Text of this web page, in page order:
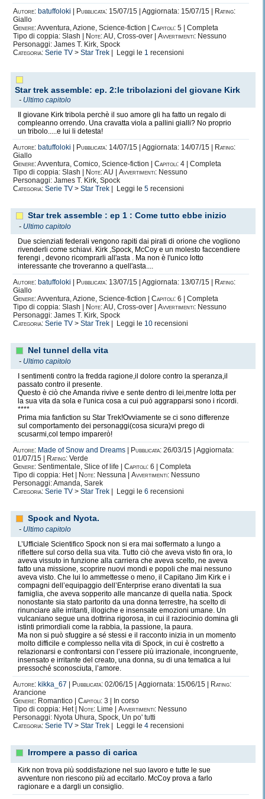
Autore: batuffoloki Pubblicata: 15/07/15 | Aggiornata: 15/07/15 |
Rating:
Giallo
Genere:Avventura, Azione, Science-fiction | Capitoli: 5 | Completa
Tipo di coppia: Slash |
Note:AU, Cross-over | Avvertimenti: Nessuno
Personaggi: James T. Kirk, Spock
Categoria: Serie TV > Star Trek | Leggi le 1 recensioni
Star trek assemble: ep. 2:le tribolazioni del giovane Kirk
- Ultimo capitolo
Il giovane Kirk tribola perchè il suo amore gli ha fatto un regalo di
compleanno orrendo. Una cravatta viola a pallini gialli? No proprio
un tribolo.....e lui li detesta!
Autore: batuffoloki Pubblicata: 14/07/15 | Aggiornata: 14/07/15 |
Rating:
Giallo
Genere:Avventura, Comico, Science-fiction | Capitoli: 4 | Completa
Tipo di coppia: Slash |
Note:AU | Avvertimenti: Nessuno
Personaggi: James T. Kirk, Spock
Categoria: Serie TV > Star Trek | Leggi le 5 recensioni
Star trek assemble : ep 1 : Come tutto ebbe inizio
- Ultimo capitolo
Due scienziati federali vengono rapiti dai pirati di orione che vogliono
rivenderli come schiavi. Kirk ,Spock, McCoy e un molesto faccendiere
ferengi , devono ricomprarli all'asta . Ma non è l'unico lotto
interessante che troveranno a quell'asta....
Autore: batuffoloki Pubblicata: 13/07/15 | Aggiornata: 13/07/15 |
Rating:
Giallo
Genere:Avventura, Azione, Science-fiction | Capitoli: 6 | Completa
Tipo di coppia: Slash |
Note:AU, Cross-over | Avvertimenti: Nessuno
Personaggi: James T. Kirk, Spock
Categoria: Serie TV > Star Trek | Leggi le 10 recensioni
Nel tunnel della vita
- Ultimo capitolo
I sentimenti contro la fredda ragione,il dolore contro la speranza,il
passato contro il presente.
Questo è ciò che Amanda rivive e sente dentro di lei,mentre lotta per
la sua vita da sola e l'unica cosa a cui può aggrapparsi sono i ricordi.
****
Prima mia fanfiction su Star Trek!Ovviamente se ci sono differenze
sul comportamento dei personaggi(cosa sicura)vi prego di
scusarmi,col tempo imparerò!
Autore: Made of Snow and Dreams Pubblicata: 26/03/15 | Aggiornata:
01/07/15 |
Rating: Verde
Genere: Sentimentale, Slice of life | Capitoli: 6 | Completa
Tipo di coppia: Het |
Note: Nessuna | Avvertimenti: Nessuno
Personaggi: Amanda, Sarek
Categoria: Serie TV > Star Trek | Leggi le 6 recensioni
Spock and Nyota.
- Ultimo capitolo
L’Ufficiale Scientifico Spock non si era mai soffermato a lungo a
riflettere sul corso della sua vita. Tutto ciò che aveva visto fin ora, lo
aveva vissuto in funzione alla carriera che aveva scelto, ne aveva
fatto una missione, scoprire nuovi mondi e popoli che mai nessuno
aveva visto. Che lui lo ammettesse o meno, il Capitano Jim Kirk e i
compagni dell’equipaggio dell’Enterprise erano diventati la sua
famiglia, che aveva sopperito alle mancanze di quella natia. Spock
nonostante sia stato partorito da una donna terrestre, ha scelto di
rinunciare alle irritanti, illogiche e insensate emozioni umane. Un
vulcaniano segue una dottrina rigorosa, in cui il raziocinio domina gli
istinti primordiali come la rabbia, la passione, la paura.
Ma non si può sfuggire a sé stessi e il racconto inizia in un momento
molto difficile e complesso nella vita di Spock, in cui è costretto a
relazionarsi e confrontarsi con l’essere più irrazionale, incongruente,
insensato e irritante del creato, una donna, su di una tematica a lui
pressoché sconosciuta, l’amore.
Autore: kikka_67 Pubblicata: 02/06/15 | Aggiornata: 15/06/15 |
Rating:
Arancione
Genere: Romantico | Capitoli: 3 | In corso
Tipo di coppia: Het |
Note: Lime | Avvertimenti: Nessuno
Personaggi: Nyota Uhura, Spock, Un po' tutti
Categoria: Serie TV > Star Trek | Leggi le 4 recensioni
Irrompere a passo di carica
Kirk non trova più soddisfazione nel suo lavoro e tutte le sue
avventure non riescono più ad eccitarlo. McCoy prova a farlo
ragionare e a dargli un consiglio.